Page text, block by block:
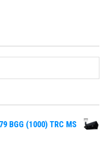
BGG (1000) TRC MS